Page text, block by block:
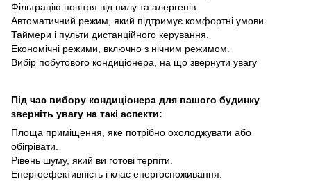
Фільтрацію повітря від пилу та алергенів.
Автоматичний режим, який підтримує комфортні умови.
Таймери і пульти дистанційного керування.
Економічні режими, включно з нічним режимом.
Вибір побутового кондиціонера, на що звернути увагу
Під час вибору кондиціонера для вашого будинку
зверніть увагу на такі аспекти:
Площа приміщення, яке потрібно охолоджувати або
обігрівати.
Рівень шуму, який ви готові терпіти.
Енергоефективність і клас енергоспоживання.